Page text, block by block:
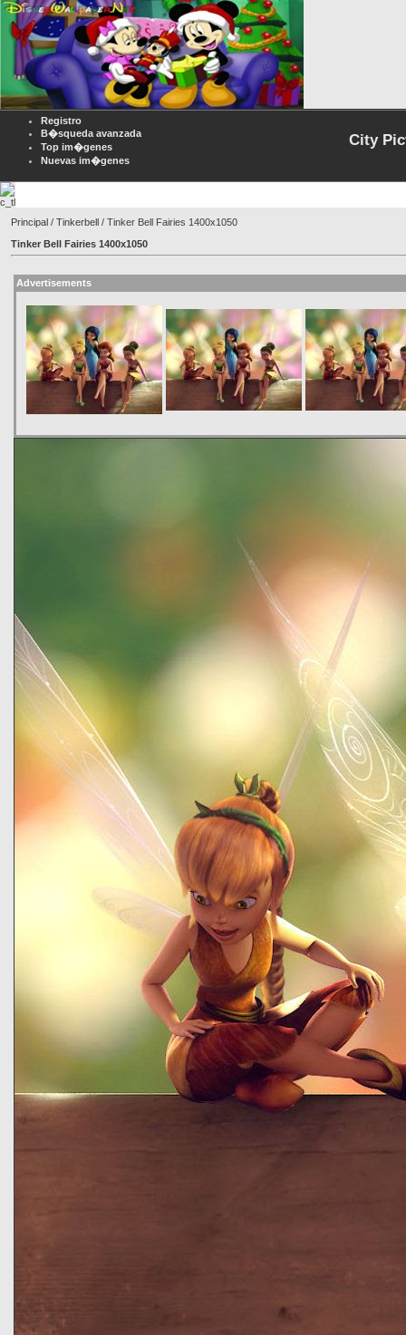
Registro
B�squeda avanzada
Top im�genes
Nuevas im�genes
City
Principal / Tinkerbell / Tinker Bell Fairies 1400x1050
Tinker Bell Fairies 1400x1050
Advertisements